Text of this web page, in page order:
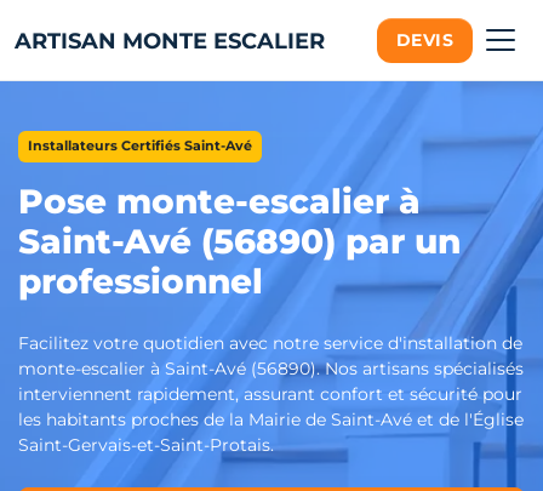
ARTISAN MONTE ESCALIER DEVIS
Installateurs Certifiés Saint-Avé
Pose monte-escalier à
Saint-Avé (56890) par un
professionnel
Facilitez votre quotidien avec notre service d'installation de
monte-escalier à Saint-Avé (56890). Nos artisans spécialisés
interviennent rapidement, assurant confort et sécurité pour
les habitants proches de la Mairie de Saint-Avé et de l'Église
Saint-Gervais-et-Saint-Protais.